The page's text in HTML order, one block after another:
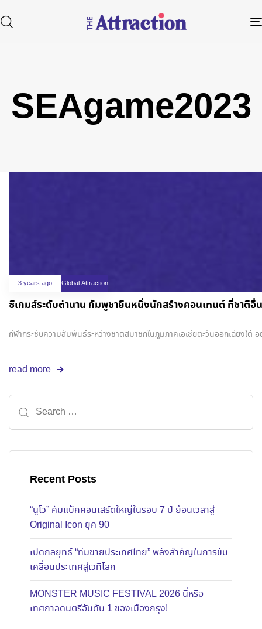
Type and hit enter
SEAgame2023
3 years ago Global Attraction
ซีเกมส์ระดับตำนาน กัมพูชายืนหนึ่งนักสร้างคอนเทนต์ ที่ชาติอื่
กีฬากระชับความสัมพันธ์ระหว่างชาติสมาชิกในภูมิภาคเอเชียตะวันออกเฉียงใต้
read more
Recent Posts
“นูโว” คัมแบ็กคอนเสิร์ตใหญ่ในรอบ 7 ปี ย้อนเวลาสู่
Original Icon ยุค 90
เปิดกลยุทธ์ “ทีมขายประเทศไทย” พลังสำคัญในการขับ
เคลื่อนประเทศสู่เวทีโลก
MONSTER MUSIC FESTIVAL 2026 นี่หรือ
เทศกาลดนตรีอันดับ 1 ของเมืองกรุง!